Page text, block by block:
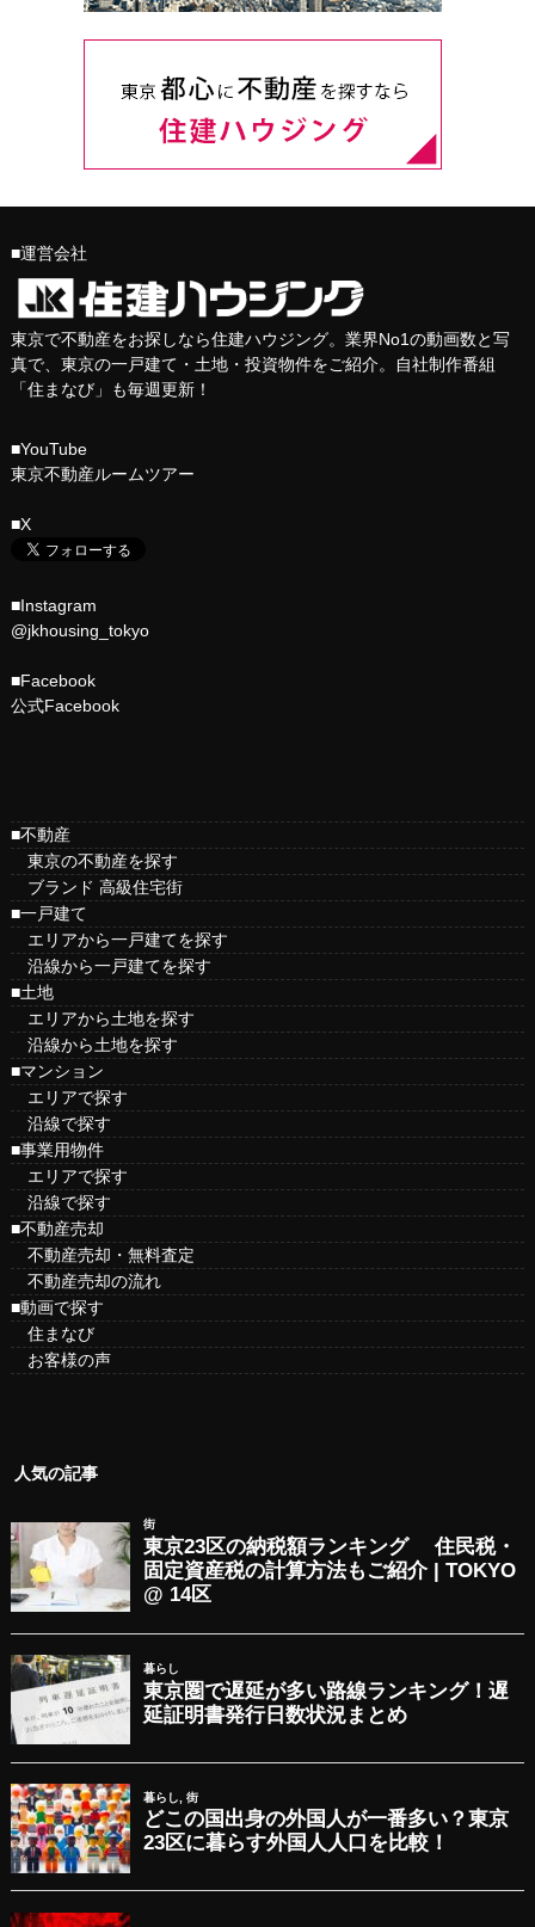
■運営会社
東京で不動産をお探しなら住建ハウジング。業界No1の動画数と写
真で、東京の一戸建て・土地・投資物件をご紹介。自社制作番組
「住まなび」も毎週更新！
■YouTube
東京不動産ルームツアー
■X
■Instagram
@jkhousing_tokyo
■Facebook
公式Facebook
■不動産
東京の不動産を探す
ブランド 高級住宅街
■一戸建て
エリアから一戸建てを探す
沿線から一戸建てを探す
■土地
エリアから土地を探す
沿線から土地を探す
■マンション
エリアで探す
沿線で探す
■事業用物件
エリアで探す
沿線で探す
■不動産売却
不動産売却・無料査定
不動産売却の流れ
■動画で探す
住まなび
お客様の声
人気の記事